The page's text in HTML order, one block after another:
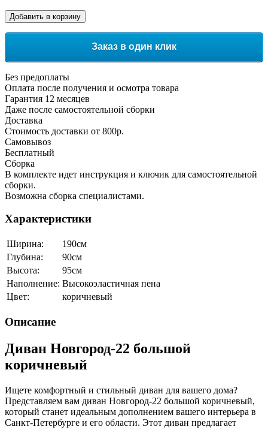
Добавить в корзину
Заказ в один клик
Без предоплаты
Оплата после получения и осмотра товара
Гарантия 12 месяцев
Даже после самостоятельной сборки
Доставка
Стоимость доставки от 800р.
Самовывоз
Бесплатный
Сборка
В комплекте идет инструкция и ключик для самостоятельной
сборки.
Возможна сборка специалистами.
Характеристики
Ширина:
190см
Глубина:
90см
Высота:
95см
Наполнение: Высокоэластичная пена
Цвет:
коричневый
Описание
Диван Новгород-22 большой
коричневый
Ищете комфортный и стильный диван для вашего дома?
Представляем вам диван Новгород-22 большой коричневый,
который станет идеальным дополнением вашего интерьера в
Санкт-Петербурге и его области. Этот диван предлагает